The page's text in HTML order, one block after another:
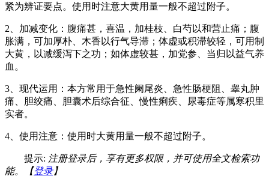
紧为辨证要点。使用时注意大黄用量一般不超过附子。
2、加减变化：腹痛甚，喜温，加桂枝、白芍以和营止痛；腹
胀满，可加厚朴、木香以行气导滞；体虚或积滞较轻，可用制
大黄，以减缓泻下之功；如体虚较甚，加党参、当归以益气养
血。
3、现代运用：本方常用于急性阑尾炎、急性肠梗阻、睾丸肿
痛、胆绞痛、胆囊术后综合征、慢性痢疾、尿毒症等属寒积里
实者。
4、使用注意：使用时大黄用量一般不超过附子。
提示: 注册登录后，享有更多权限，并可使用全文检索功
能。【登录】